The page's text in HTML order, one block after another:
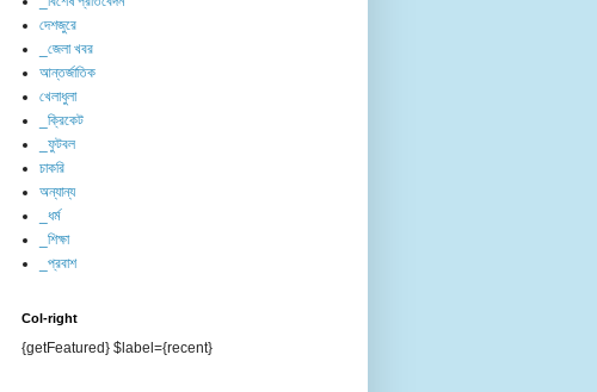
দেশজুরে
_জেলা খবর
আন্তর্জাতিক
খেলাধুলা
_ক্রিকেট
_ফুটবল
চাকরি
অন্যান্য
_ধর্ম
_শিক্ষা
_প্রবাশ
Col-right
{getFeatured} $label={recent}